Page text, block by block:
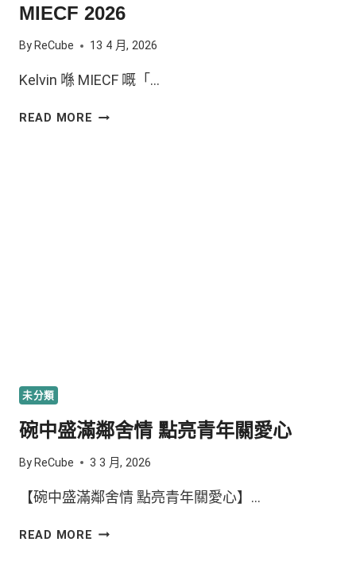
MIECF 2026
By ReCube 13 4 月, 2026
Kelvin 喺 MIECF 嘅「…
READ MORE
未分類
碗中盛滿鄰舍情 點亮青年關愛心
By ReCube 3 3 月, 2026
【碗中盛滿鄰舍情 點亮青年關愛心】…
READ MORE